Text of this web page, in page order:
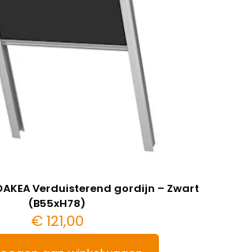
Verduisterend gordijn – Zwart
(B55xH78)
€121,00